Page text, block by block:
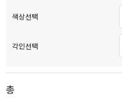
색상선택
각인선택
총